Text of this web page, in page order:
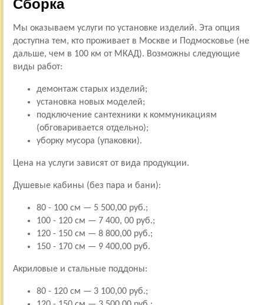
Сборка
Мы оказываем услуги по установке изделий. Эта опция
доступна тем, кто проживает в Москве и Подмосковье (не
дальше, чем в 100 км от МКАД). Возможны следующие
виды работ:
демонтаж старых изделий;
установка новых моделей;
подключение сантехники к коммуникациям
(обговаривается отдельно);
уборку мусора (упаковки).
Цена на услуги зависят от вида продукции.
Душевые кабины (без пара и бани):
80 - 100 см — 5 500,00 руб.;
100 - 120 см — 7 400, 00 руб.;
120 - 150 см — 8 800,00 руб.;
150 - 170 см — 9 400,00 руб.
Акриловые и стальные поддоны:
80 - 120 см — 3 100,00 руб.;